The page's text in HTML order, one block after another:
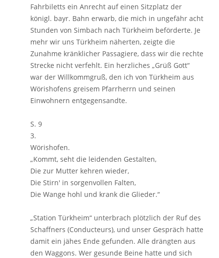
Fahrbiletts ein Anrecht auf einen Sitzplatz der
königl. bayr. Bahn erwarb, die mich in ungefähr acht
Stunden von Simbach nach Türkheim beförderte. Je
mehr wir uns Türkheim näherten, zeigte die
Zunahme kränklicher Passagiere, dass wir die rechte
Strecke nicht verfehlt. Ein herzliches „Grüß Gott“
war der Willkommgruß, den ich von Türkheim aus
Wörishofens greisem Pfarrherrn und seinen
Einwohnern entgegensandte.
S. 9
3.
Wörishofen.
„Kommt, seht die leidenden Gestalten,
Die zur Mutter kehren wieder,
Die Stirn' in sorgenvollen Falten,
Die Wange hohl und krank die Glieder.“
„Station Türkheim“ unterbrach plötzlich der Ruf des
Schaffners (Conducteurs), und unser Gespräch hatte
damit ein jähes Ende gefunden. Alle drängten aus
den Waggons. Wer gesunde Beine hatte und sich